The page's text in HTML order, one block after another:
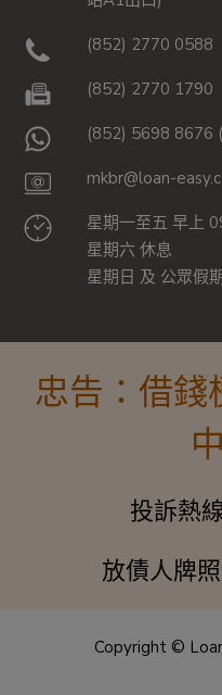
(852) 2770 0588
(852) 2770 1790
(852) 5698 8676
mkbr@loan-
星期一至五 早上
星期六 休息
星期日 及 公眾假
忠告：借錢
投訴熱
放債人牌
Copyright ©